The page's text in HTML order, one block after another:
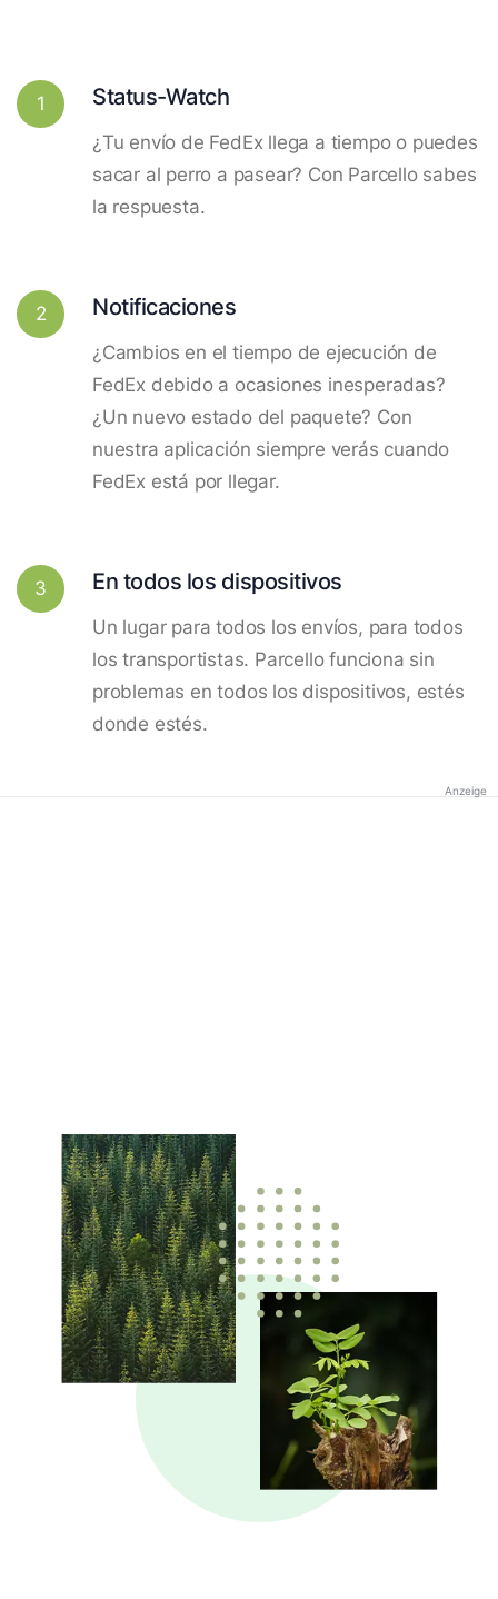
1 Status-Watch
¿Tu envío de FedEx llega a tiempo o puedes
sacar al perro a pasear? Con Parcello sabes
la respuesta.
2 Notificaciones
¿Cambios en el tiempo de ejecución de
FedEx debido a ocasiones inesperadas?
¿Un nuevo estado del paquete? Con
nuestra aplicación siempre verás cuando
FedEx está por llegar.
3 En todos los dispositivos
Un lugar para todos los envíos, para todos
los transportistas. Parcello funciona sin
problemas en todos los dispositivos, estés
donde estés.
Anzeige